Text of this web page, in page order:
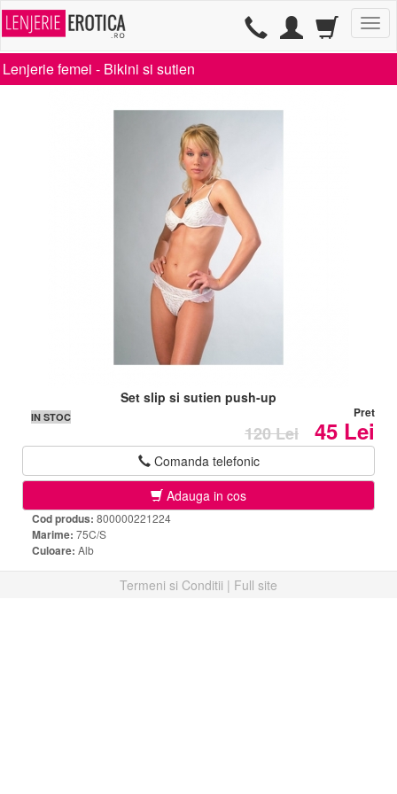
TG
Lenjerie femei - Bikini si sutien
Set slip si sutien push-up
IN STOC Pret
120 Lei 45 Lei
Comanda telefonic
Adauga in cos
Cod produs: 800000221224
Marime: 75C/S
Culoare: Alb
Termeni si Conditii | Full site